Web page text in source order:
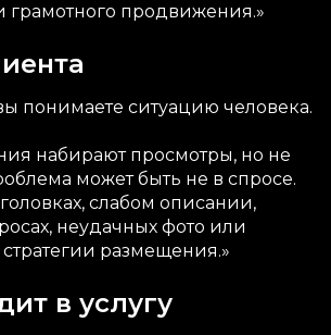
продвижения.»
понимаете ситуацию человека.
набирают просмотры, но не
может быть не в спросе.
слабом описании,
неудачных фото или
размещения.»
в услугу